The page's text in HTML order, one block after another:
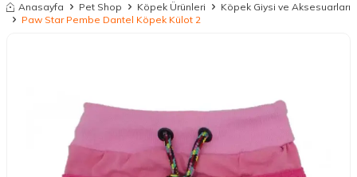
Anasayfa Pet Shop Köpek Ürünleri
Köpek Giysi ve Aksesuarları
Paw Star Pembe Dantel Köpek Külot 2